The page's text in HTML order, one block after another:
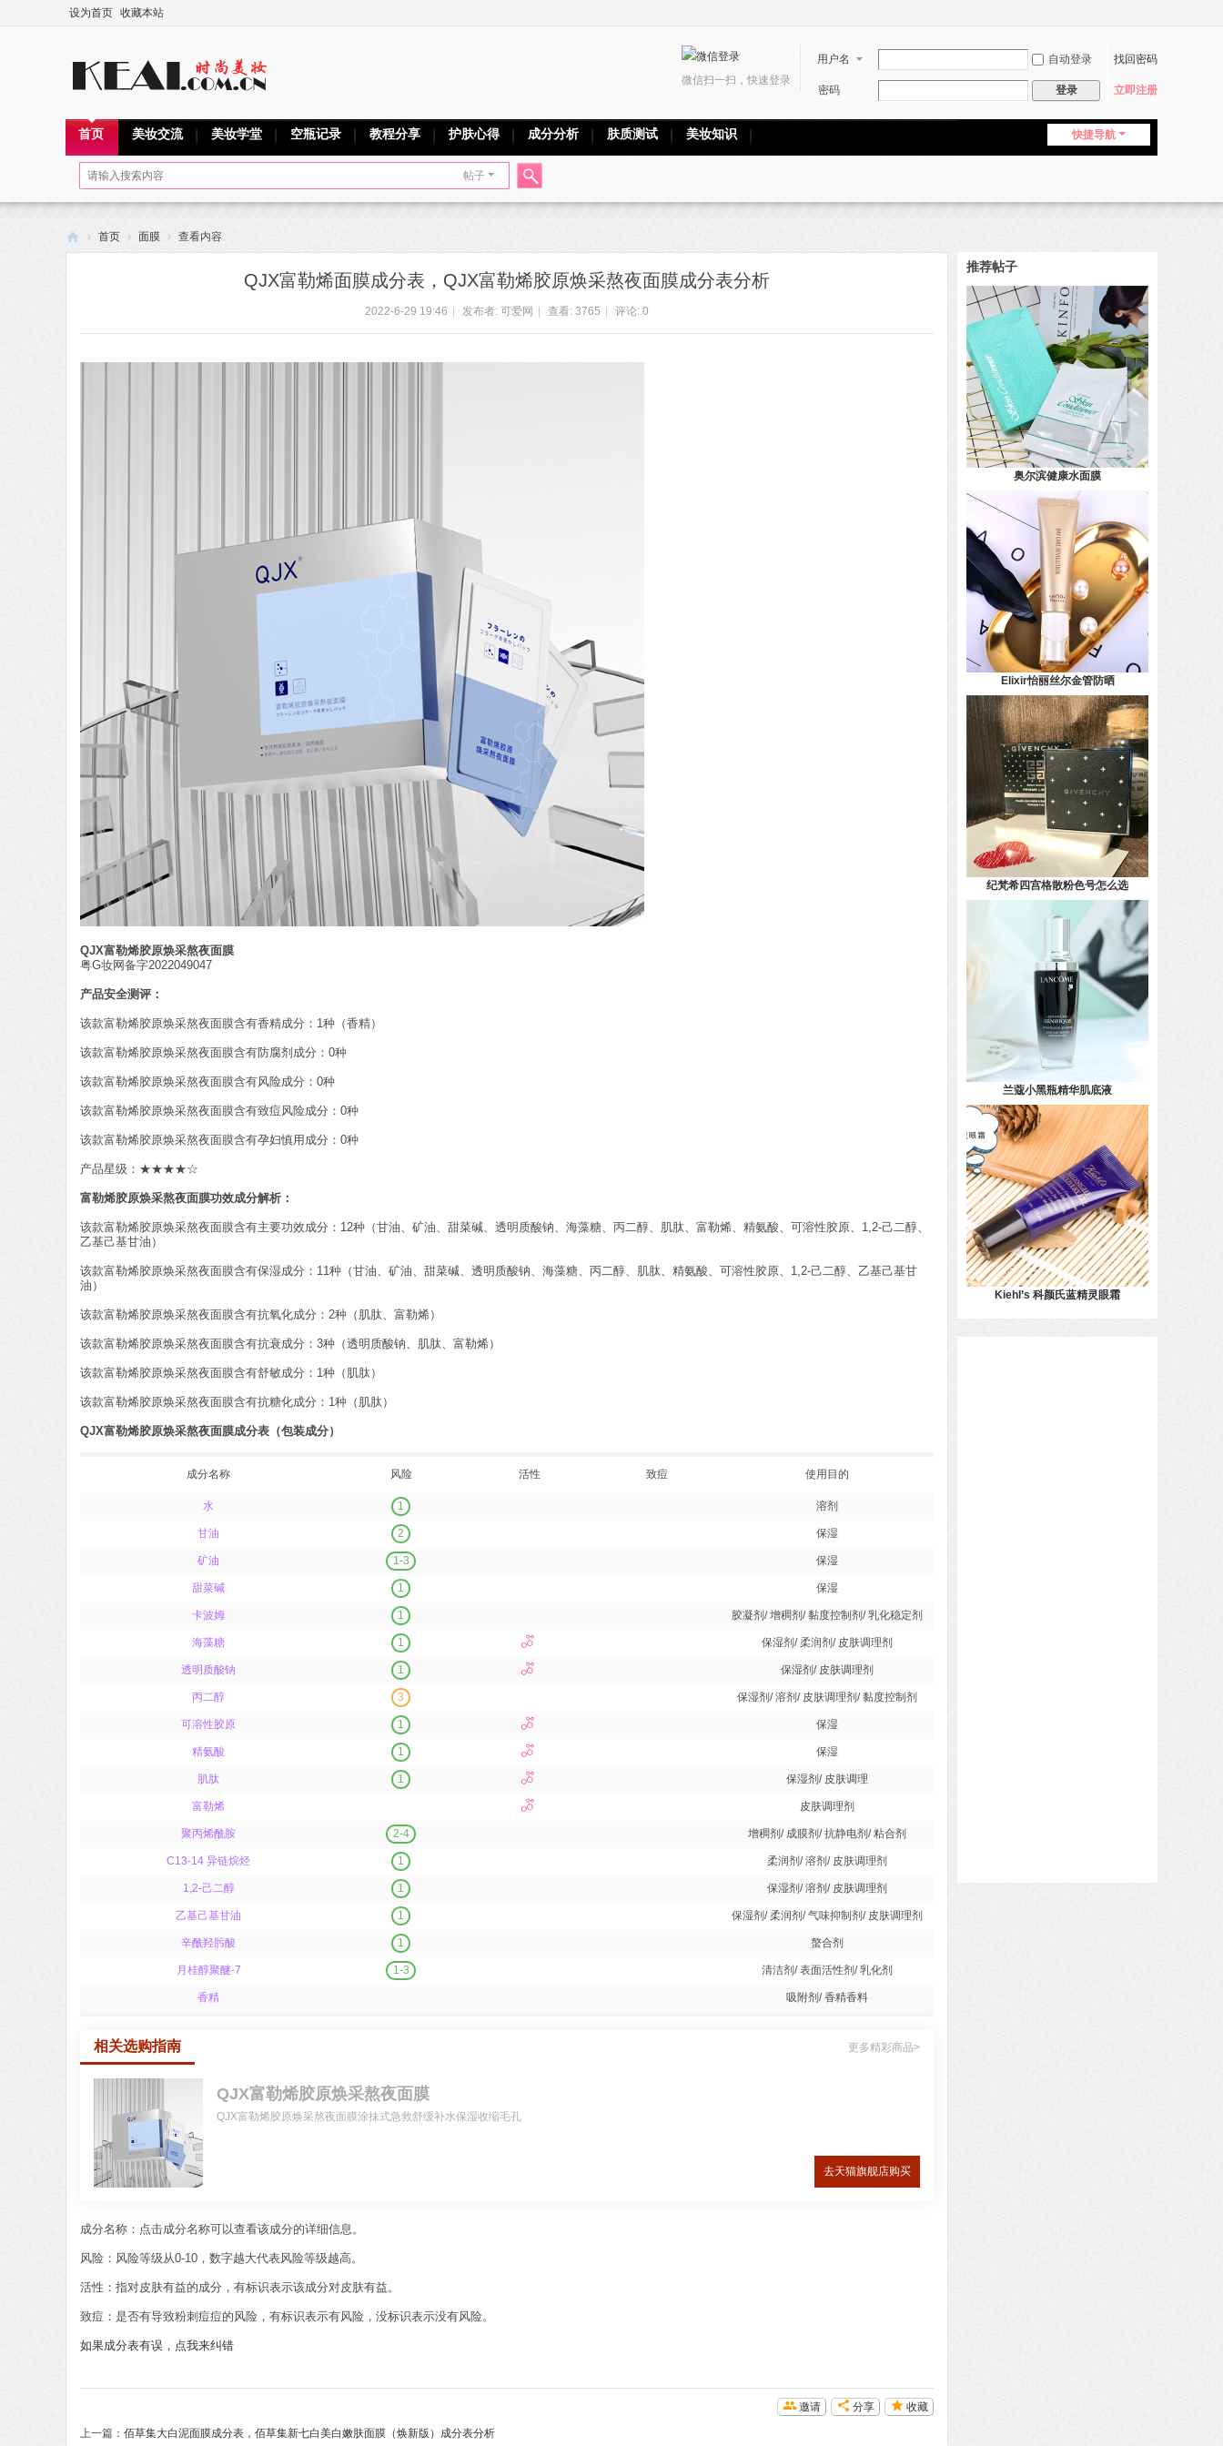
设为首页 收藏本站
用户名 自动登录 找回密码
密码 登录 立即注册
微信扫一扫，快速登录
快捷导航
首页 美妆交流 美妆学堂 空瓶记录 教程分享 护肤心得 成分分析 肤质测试 美妆知识
帖子
搜
索
› 首页 › 面膜 › 查看内容
QJX富勒烯面膜成分表，QJX富勒烯胶原焕采熬夜面膜成分表分析
2022-6-29 19:46 发布者: 可爱网 查看: 3765 评论: 0
QJX富勒烯胶原焕采熬夜面膜
粤G妆网备字2022049047
产品安全测评：
该款富勒烯胶原焕采熬夜面膜含有香精成分：1种（香精）
该款富勒烯胶原焕采熬夜面膜含有防腐剂成分：0种
该款富勒烯胶原焕采熬夜面膜含有风险成分：0种
该款富勒烯胶原焕采熬夜面膜含有致痘风险成分：0种
该款富勒烯胶原焕采熬夜面膜含有孕妇慎用成分：0种
产品星级：★★★★☆
富勒烯胶原焕采熬夜面膜功效成分解析：
该款富勒烯胶原焕采熬夜面膜含有主要功效成分：12种（甘油、矿油、甜菜碱、透明质酸钠、海藻糖、丙二醇、肌肽、富勒烯、精氨酸、可溶性胶原、1,2-己二醇、
乙基己基甘油）
该款富勒烯胶原焕采熬夜面膜含有保湿成分：11种（甘油、矿油、甜菜碱、透明质酸钠、海藻糖、丙二醇、肌肽、精氨酸、可溶性胶原、1,2-己二醇、乙基己基甘
油）
该款富勒烯胶原焕采熬夜面膜含有抗氧化成分：2种（肌肽、富勒烯）
该款富勒烯胶原焕采熬夜面膜含有抗衰成分：3种（透明质酸钠、肌肽、富勒烯）
该款富勒烯胶原焕采熬夜面膜含有舒敏成分：1种（肌肽）
该款富勒烯胶原焕采熬夜面膜含有抗糖化成分：1种（肌肽）
QJX富勒烯胶原焕采熬夜面膜成分表（包装成分）
成分名称 风险 活性 致痘 使用目的
水 1 溶剂
甘油 2 保湿
矿油 1-3 保湿
甜菜碱 1 保湿
卡波姆 1 胶凝剂/ 增稠剂/ 黏度控制剂/ 乳化稳定剂
海藻糖 1 保湿剂/ 柔润剂/ 皮肤调理剂
透明质酸钠 1 保湿剂/ 皮肤调理剂
丙二醇 3 保湿剂/ 溶剂/ 皮肤调理剂/ 黏度控制剂
可溶性胶原 1 保湿
精氨酸 1 保湿
肌肽 1 保湿剂/ 皮肤调理
富勒烯 皮肤调理剂
聚丙烯酰胺 2-4 增稠剂/ 成膜剂/ 抗静电剂/ 粘合剂
C13-14 异链烷烃 1 柔润剂/ 溶剂/ 皮肤调理剂
1,2-己二醇 1 保湿剂/ 溶剂/ 皮肤调理剂
乙基己基甘油 1 保湿剂/ 柔润剂/ 气味抑制剂/ 皮肤调理剂
辛酰羟肟酸 1 螯合剂
月桂醇聚醚-7 1-3 清洁剂/ 表面活性剂/ 乳化剂
香精 吸附剂/ 香精香料
相关选购指南 更多精彩商品>
QJX富勒烯胶原焕采熬夜面膜
QJX富勒烯胶原焕采熬夜面膜涂抹式急救舒缓补水保湿收缩毛孔
去天猫旗舰店购买
成分名称：点击成分名称可以查看该成分的详细信息。
风险：风险等级从0-10，数字越大代表风险等级越高。
活性：指对皮肤有益的成分，有标识表示该成分对皮肤有益。
致痘：是否有导致粉刺痘痘的风险，有标识表示有风险，没标识表示没有风险。
如果成分表有误，点我来纠错
收藏
分享
邀请
上一篇： 佰草集大白泥面膜成分表，佰草集新七白美白嫩肤面膜（焕新版）成分表分析
推荐帖子
奥尔滨健康水面膜
Elixir怡丽丝尔金管防晒
纪梵希四宫格散粉色号怎么选
兰蔻小黑瓶精华肌底液
Kiehl’s 科颜氏蓝精灵眼霜